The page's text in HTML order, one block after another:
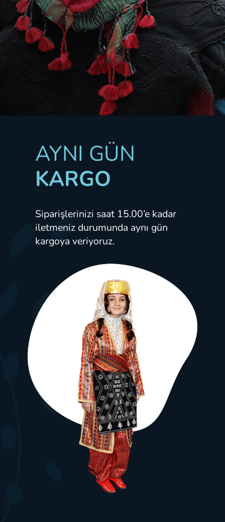
AYNI GÜN
KARGO
Siparişlerinizi saat 15.00’e kadar
iletmeniz durumunda aynı gün
kargoya veriyoruz.